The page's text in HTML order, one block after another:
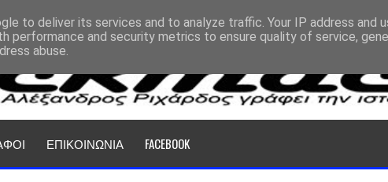
ΕΠΙΚΟΙΝΩΝΙΑ FACEBOOK
to deliver its services and to analyze traffic. Your IP address and
performance and security metrics to ensure quality of service,
abuse.